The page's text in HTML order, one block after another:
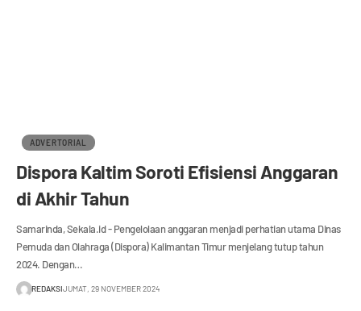
ADVERTORIAL
Dispora Kaltim Soroti Efisiensi Anggaran
di Akhir Tahun
Samarinda, Sekala.id - Pengelolaan anggaran menjadi perhatian utama Dinas
Pemuda dan Olahraga (Dispora) Kalimantan Timur menjelang tutup tahun
2024. Dengan…
REDAKSIJUMAT, 29 NOVEMBER 2024